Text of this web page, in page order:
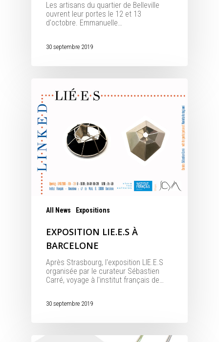
Les artisans du quartier de Belleville
ouvrent leur portes le 12 et 13
d'octobre. Emmanuelle…
30 septembre 2019
All News Expositions
EXPOSITION LIE.E.S À
BARCELONE
Après Strasbourg, l'exposition LIE.E.S
organisée par le curateur Sébastien
Carré, voyage à l'institut français de…
30 septembre 2019